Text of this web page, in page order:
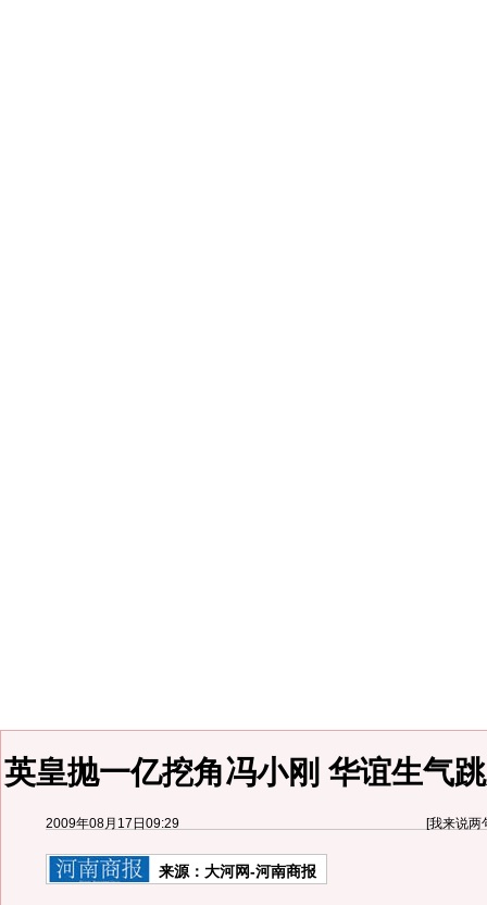
英皇抛一亿挖角冯小刚 华谊生气
2009年08月17日09:29 [我来说两
来源： 大河网-河南商报